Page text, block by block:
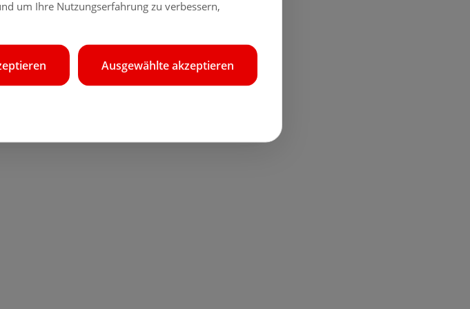
um Ihre Nutzungserfahrung zu verbessern,
Ausgewählte akzeptieren